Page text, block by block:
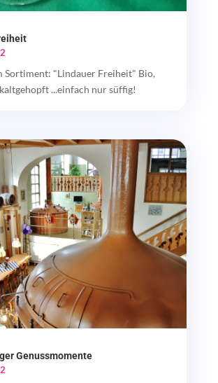
Sortiment: "Lindauer Freiheit" Bio,
...einfach nur süffig!
Genussmomente